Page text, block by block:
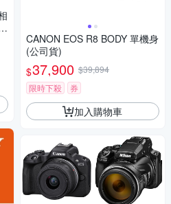
CANON EOS R8 BODY 單機身
(公司貨)
$37,900 $39,894
限時下殺
券
加入購物車